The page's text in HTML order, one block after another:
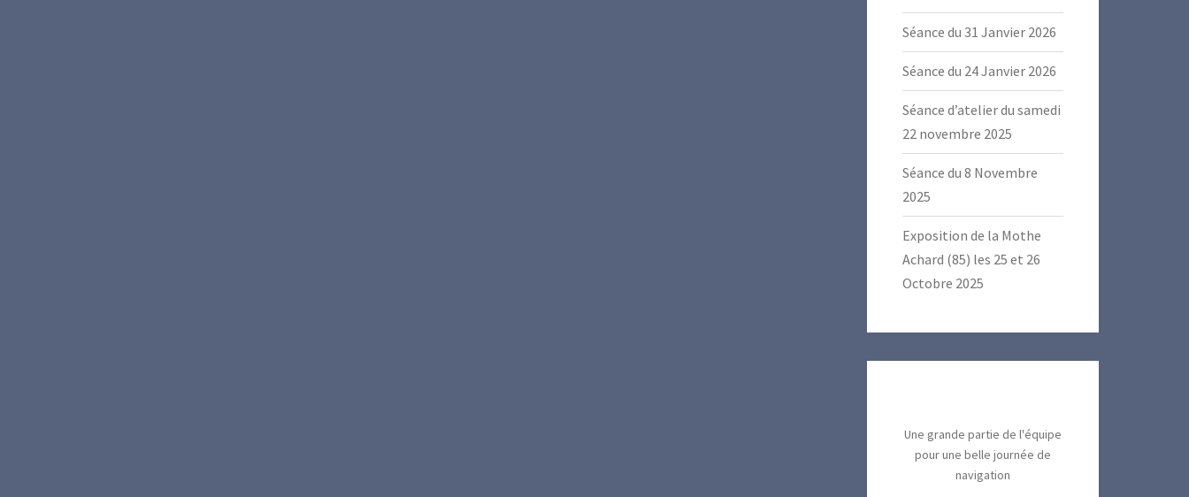
Séance du 31 Janvier 2026
Séance du 24 Janvier 2026
Séance d’atelier du samedi
22 novembre 2025
Séance du 8 Novembre
2025
Exposition de la Mothe
Achard (85) les 25 et 26
Octobre 2025
Une grande partie de l'équipe
pour une belle journée de
navigation